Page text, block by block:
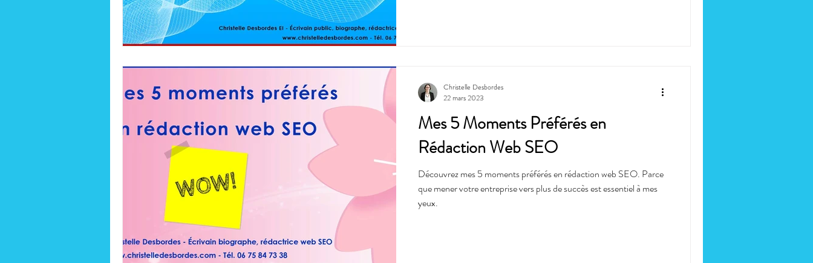
Mes 5 Moments Préférés en
Rédaction Web SEO
Découvrez mes 5 moments préférés en rédaction web SEO. Parce
que mener votre entreprise vers plus de succès est essentiel à mes
yeux.
Christelle Desbordes
22 mars 2023